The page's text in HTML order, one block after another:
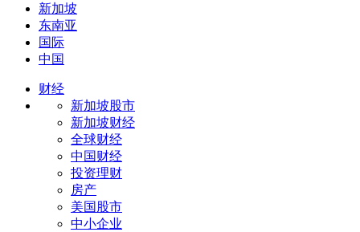
新加坡
东南亚
国际
中国
财经
新加坡股市
新加坡财经
全球财经
中国财经
投资理财
房产
美国股市
中小企业